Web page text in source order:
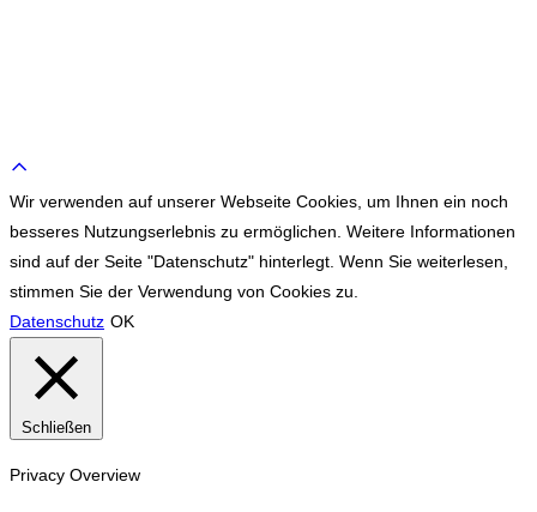
to
top
Wir verwenden auf unserer Webseite Cookies, um Ihnen ein noch
besseres Nutzungserlebnis zu ermöglichen. Weitere Informationen
sind auf der Seite "Datenschutz" hinterlegt. Wenn Sie weiterlesen,
stimmen Sie der Verwendung von Cookies zu.
Datenschutz OK
Schließen
Privacy Overview